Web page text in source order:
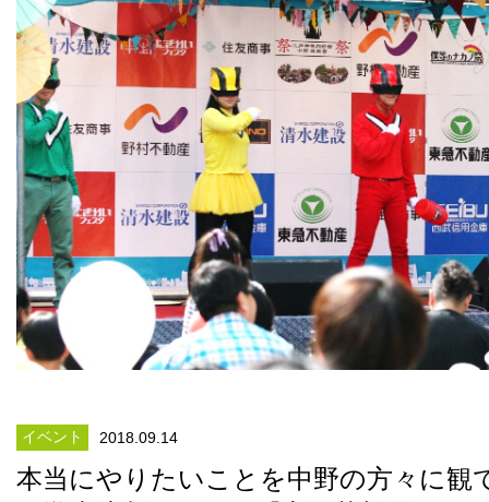
イベント 2018.09.14
本当にやりたいことを中野の方々に観